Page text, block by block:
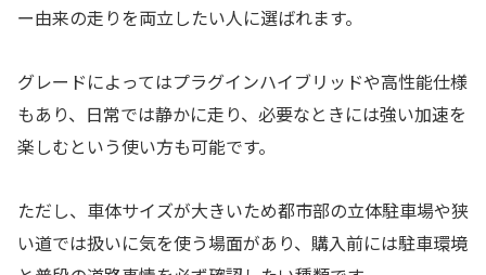
ー由来の走りを両立したい人に選ばれます。
グレードによってはプラグインハイブリッドや高性能仕様
もあり、日常では静かに走り、必要なときには強い加速を
楽しむという使い方も可能です。
ただし、車体サイズが大きいため都市部の立体駐車場や狭
い道では扱いに気を使う場面があり、購入前には駐車環境